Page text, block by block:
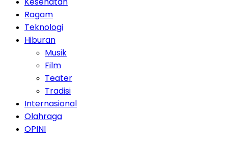
Ragam
Teknologi
Hiburan
Musik
Film
Teater
Tradisi
Internasional
Olahraga
OPINI